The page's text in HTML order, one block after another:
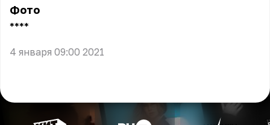
Фото
** **
4 января 09:00 2021